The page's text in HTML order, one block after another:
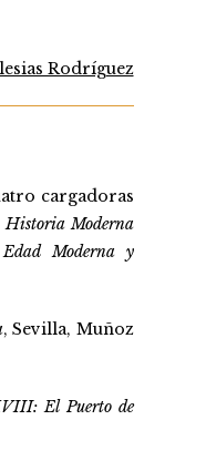
Rodríguez
cargadoras
Historia Moderna
Moderna y
, Sevilla, Muñoz
El Puerto de